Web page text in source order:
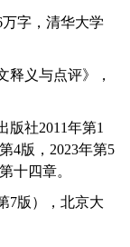
字，清华大学
释义与点评》，
版社2011年第1
4版，2023年第5
十四章。
7版），北京大